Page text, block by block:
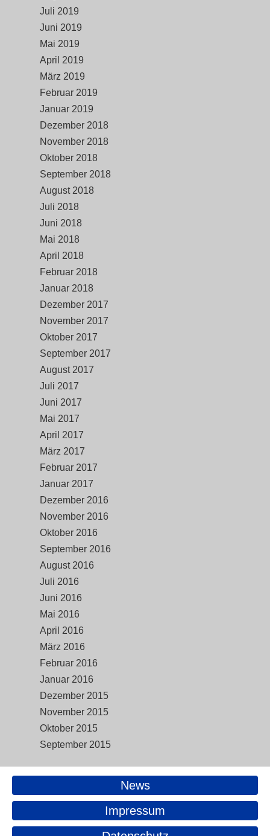
Juli 2019
Juni 2019
Mai 2019
April 2019
März 2019
Februar 2019
Januar 2019
Dezember 2018
November 2018
Oktober 2018
September 2018
August 2018
Juli 2018
Juni 2018
Mai 2018
April 2018
Februar 2018
Januar 2018
Dezember 2017
November 2017
Oktober 2017
September 2017
August 2017
Juli 2017
Juni 2017
Mai 2017
April 2017
März 2017
Februar 2017
Januar 2017
Dezember 2016
November 2016
Oktober 2016
September 2016
August 2016
Juli 2016
Juni 2016
Mai 2016
April 2016
März 2016
Februar 2016
Januar 2016
Dezember 2015
November 2015
Oktober 2015
September 2015
News
Impressum